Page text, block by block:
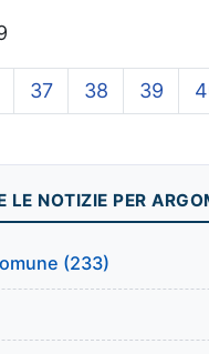
37 38 39
LE NOTIZIE PER
(233)